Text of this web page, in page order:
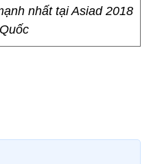
nhất tại Asiad 2018